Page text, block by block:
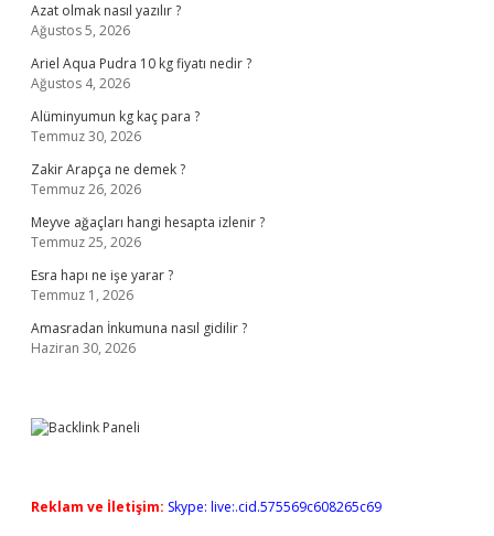
Azat olmak nasıl yazılır ?
Ağustos 5, 2026
Ariel Aqua Pudra 10 kg fiyatı nedir ?
Ağustos 4, 2026
Alüminyumun kg kaç para ?
Temmuz 30, 2026
Zakir Arapça ne demek ?
Temmuz 26, 2026
Meyve ağaçları hangi hesapta izlenir ?
Temmuz 25, 2026
Esra hapı ne işe yarar ?
Temmuz 1, 2026
Amasradan İnkumuna nasıl gidilir ?
Haziran 30, 2026
Reklam ve İletişim: Skype: live:.cid.575569c608265c69